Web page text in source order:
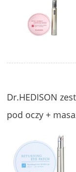
Dr.HEDISON
pod oczy +